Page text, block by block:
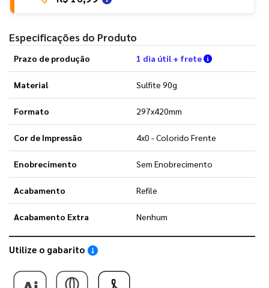
Especificações do Produto
Prazo de produção 1 dia útil + frete Verifique as
Material Sulfite 90g
Formato 297x420mm
Cor de Impressão 4x0 - Colorido Frente
Enobrecimento Sem Enobrecimento
Acabamento Refile
Acabamento Extra Nenhum
Utilize o gabarito Saiba como utilizar os nossos gabaritos